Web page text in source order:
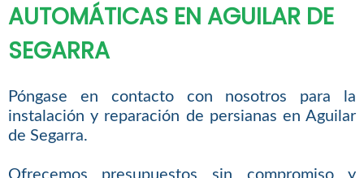
AUTOMÁTICAS EN AGUILAR DE
SEGARRA
Póngase en contacto con nosotros para la
instalación y reparación de persianas en Aguilar
de Segarra.